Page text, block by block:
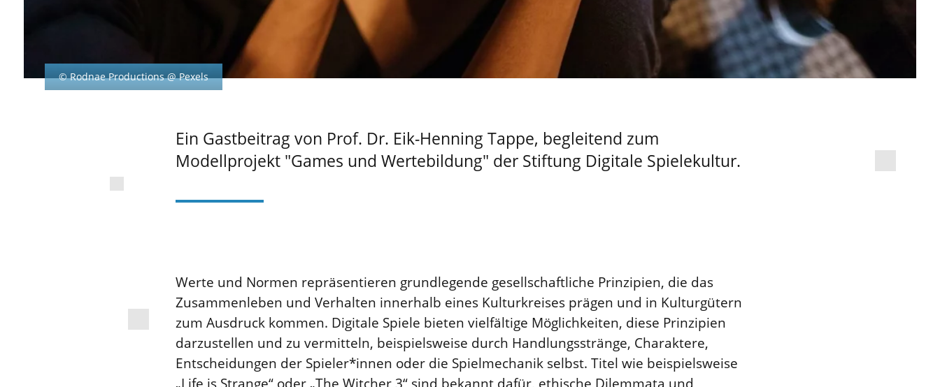
© Rodnae Productions @ Pexels
Ein Gastbeitrag von Prof. Dr. Eik-Henning Tappe, begleitend zum
Modellprojekt "Games und Wertebildung" der Stiftung Digitale Spielekultur.
Werte und Normen repräsentieren grundlegende gesellschaftliche Prinzipien, die das
Zusammenleben und Verhalten innerhalb eines Kulturkreises prägen und in Kulturgütern
zum Ausdruck kommen. Digitale Spiele bieten vielfältige Möglichkeiten, diese Prinzipien
darzustellen und zu vermitteln, beispielsweise durch Handlungsstränge, Charaktere,
Entscheidungen der Spieler*innen oder die Spielmechanik selbst. Titel wie beispielsweise
„Life is Strange“ oder „The Witcher 3“ sind bekannt dafür, ethische Dilemmata und